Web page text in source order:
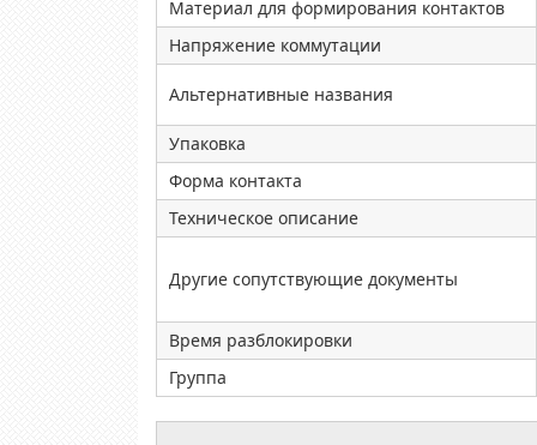
Материал для формирования контактов
Напряжение коммутации
Альтернативные названия
Упаковка
Форма контакта
Техническое описание
Другие сопутствующие документы
Время разблокировки
Группа